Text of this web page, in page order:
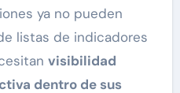
ya no pueden
listas de indicadores
visibilidad
dentro de sus